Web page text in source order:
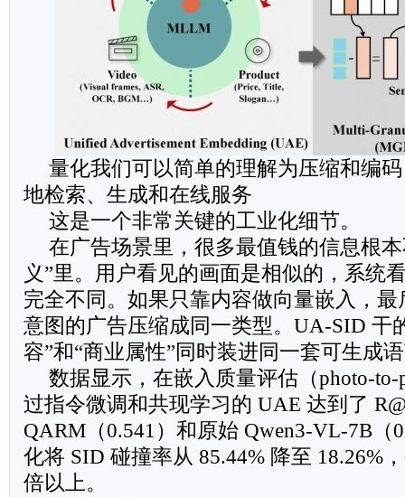
量化我们可以简单的理解为压缩和编
地检索、生成和在线服务
这是一个非常关键的工业化细节。
在广告场景里，很多最值钱的信息根
义”里。用户看见的画面是相似的，系统
完全不同。如果只靠内容做向量嵌入，
意图的广告压缩成同一类型。UA-SID 干
容”和“商业属性”同时装进同一套可生成
数据显示，在嵌入质量评估（photo-to-
过指令微调和共现学习的 UAE 达到了
QARM（0.541）和原始 Qwen3-VL-7B（
化将 SID 碰撞率从 85.44% 降至 18.26%
倍以上。